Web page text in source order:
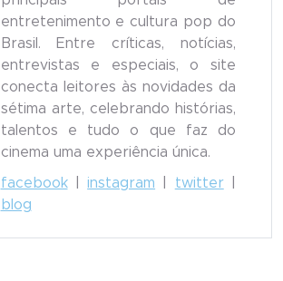
entretenimento e cultura pop do
Brasil. Entre críticas, notícias,
entrevistas e especiais, o site
conecta leitores às novidades da
sétima arte, celebrando histórias,
talentos e tudo o que faz do
cinema uma experiência única.
facebook|instagram twitter|
blog